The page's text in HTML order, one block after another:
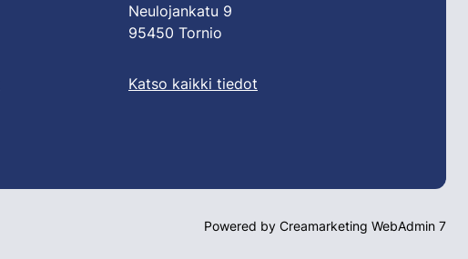
Neulojankatu 9
95450 Tornio
Katso kaikki tiedot
Powered by Creamarketing WebAdmin 7